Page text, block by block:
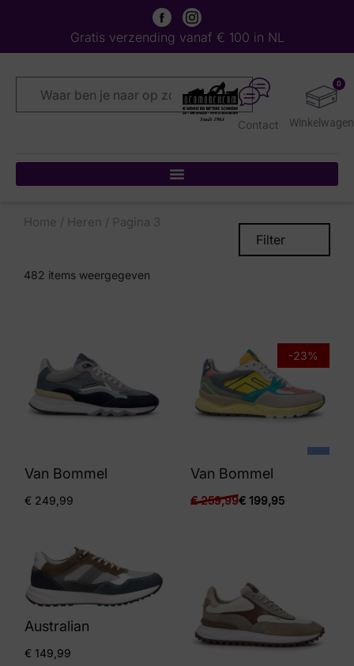
Gratis verzending vanaf € 100 in NL
0
Contact
Home / Heren / Pagina 3
Filter
482 items weergegeven
Van Bommel
€ 249,99
-23%
Van Bommel
€259,99€199,95
Australian
€ 149,99